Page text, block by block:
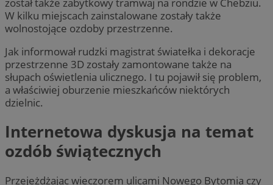
W kilku miejscach zainstalowane zostały także
wolnostojące ozdoby przestrzenne.
Jak informował rudzki magistrat światełka i dekoracje
przestrzenne 3D zostały zamontowane także na
słupach oświetlenia ulicznego. I tu pojawił się problem,
a właściwiej oburzenie mieszkańców niektórych
dzielnic.
Internetowa dyskusja na temat
ozdób świątecznych
Przejeżdżając wieczorem ulicami Nowego Bytomia czy